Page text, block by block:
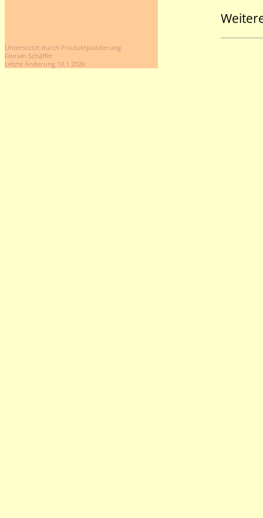
Unterstützt durch Produktplatzierung
Florian Schäffer
Letzte Änderung 10.1.2026